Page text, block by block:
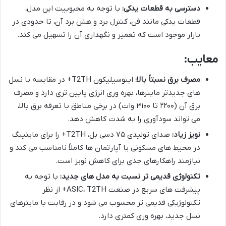
دسترسی به قطعات یدکی: با توجه به محبوبیت این مدل،
قطعات یدکی مانند فن، کنترل برد و هش برد آن، تا حدودی در
بازار موجود است که تعمیر و نگهداری آن را تسهیل می کند.
معایب:
مصرف برق نسبتاً بالا:
اینوسیلیکون T2TH+ در مقایسه با نسل
های جدیدتر ماینرها، بهره وری انرژی پایین تری دارد و مصرف
برق آن (۲۲۰۰ تا ۳۱۰۰ وات) در برخی مناطق با تعرفه برق بالا،
می تواند سودآوری را به شدت کاهش دهد.
نویز زیاد:
صدای تولیدی ۷۵ دسی بل، T2TH+ را برای ماینینگ
در محیط های مسکونی یا آپارتمان ها کاملاً نامناسب می کند و
نیازمند راهکارهای جدی برای کاهش نویز است.
تکنولوژی قدیمی تر نسبت به مدل های جدید: با توجه به
پیشرفت های سریع در صنعت ASIC، T2TH+ از نظر
تکنولوژیکی قدیمی تر محسوب می شود و در رقابت با ماینرهای
نسل جدید، بهره وری کمتری دارد.